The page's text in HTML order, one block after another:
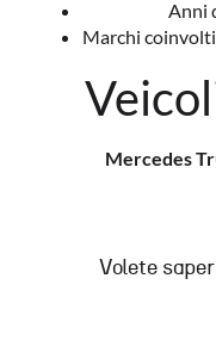
Anni
Marchi
Mercedes
Volete